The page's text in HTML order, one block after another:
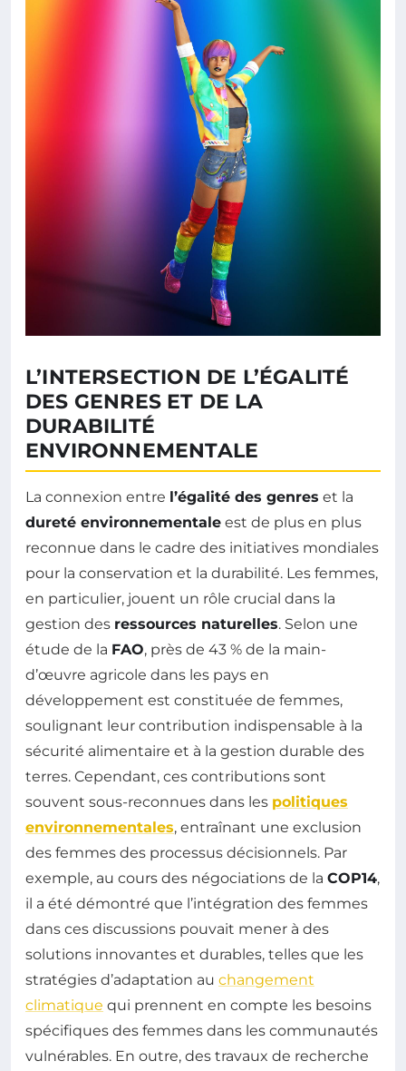
L’INTERSECTION DE L’ÉGALITÉ
DES GENRES ET DE LA
DURABILITÉ
ENVIRONNEMENTALE
La connexion entre l’égalité des genres et la
dureté environnementale est de plus en plus
reconnue dans le cadre des initiatives mondiales
pour la conservation et la durabilité. Les femmes,
en particulier, jouent un rôle crucial dans la
gestion des ressources naturelles. Selon une
étude de la FAO, près de 43 % de la main-
d’œuvre agricole dans les pays en
développement est constituée de femmes,
soulignant leur contribution indispensable à la
sécurité alimentaire et à la gestion durable des
terres. Cependant, ces contributions sont
souvent sous-reconnues dans les politiques
environnementales, entraînant une exclusion
des femmes des processus décisionnels. Par
exemple, au cours des négociations de la COP14,
il a été démontré que l’intégration des femmes
dans ces discussions pouvait mener à des
solutions innovantes et durables, telles que les
stratégies d’adaptation au changement
climatique qui prennent en compte les besoins
spécifiques des femmes dans les communautés
vulnérables. En outre, des travaux de recherche